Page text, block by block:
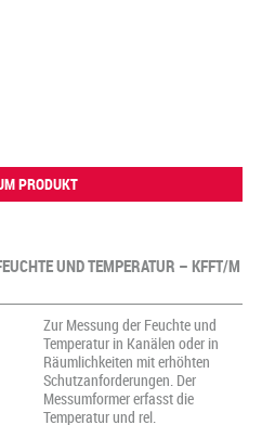
PRODUKT
UND TEMPERATUR – KFFT/M
Zur Messung der Feuchte und
Temperatur in Kanälen oder in
Räumlichkeiten mit erhöhten
Schutzanforderungen. Der
Messumformer erfasst die
Temperatur und rel.